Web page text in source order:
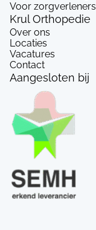
Voor zorgverleners
Krul Orthopedie
Over ons
Locaties
Vacatures
Contact
Aangesloten bij